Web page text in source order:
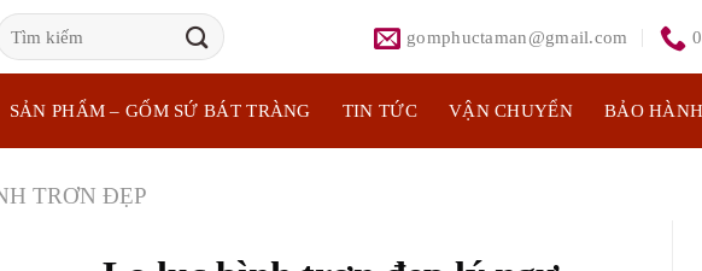
kiếm:
gomphuctaman@gmail.com
SẢN PHẨM – GỐM SỨ BÁT TRÀNG TIN TỨC VẬN CHUYỂN BẢO HÀNH
TRƠN ĐẸP